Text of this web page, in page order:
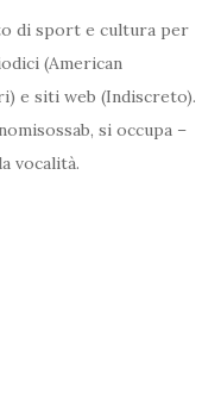
di sport e cultura per
(American
e siti web (Indiscreto).
si occupa –
vocalità.